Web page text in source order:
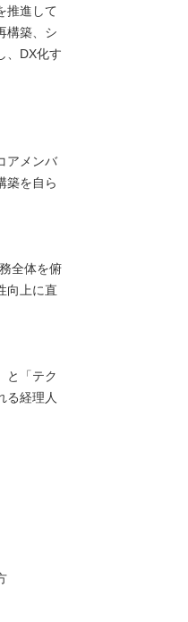
推進して
構築、シ
、DX化す
アメンバ
築を自ら
全体を俯
向上に直
と「テク
る経理人